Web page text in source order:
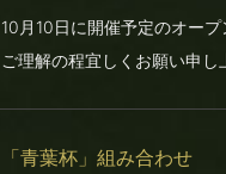
10月10日に開催予定のオー
ご理解の程宜しくお願い申し
「青葉杯」組み合わせ